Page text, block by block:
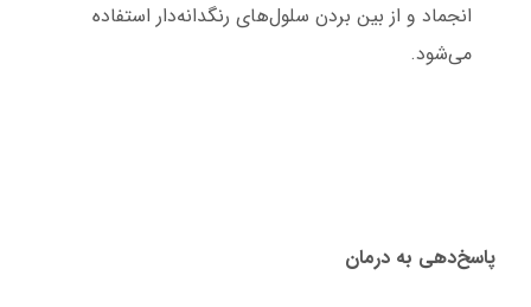
انجماد و از بین بردن سلول‌های رنگدانه‌دار استفاده
می‌شود.
پاسخ‌دهی به درمان